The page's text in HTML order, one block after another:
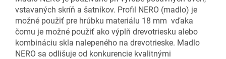
vstavaných skríň a šatníkov. Profil NERO (madlo) je
možné použiť pre hrúbku materiálu 18 mm vďaka
čomu je možné použiť ako výplň drevotriesku alebo
kombináciu skla nalepeného na drevotrieske. Madlo
NERO sa odlišuje od konkurencie kvalitnými